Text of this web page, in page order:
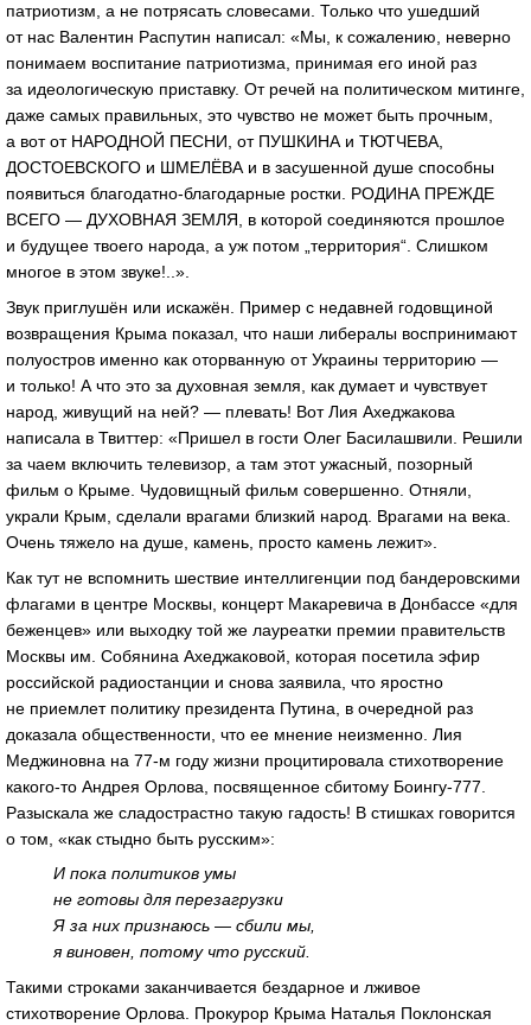
патриотизм, а не потрясать словесами. Только что ушедший
от нас Валентин Распутин написал: «Мы, к сожалению, неверно
понимаем воспитание патриотизма, принимая его иной раз
за идеологическую приставку. От речей на политическом митинге,
даже самых правильных, это чувство не может быть прочным,
а вот от НАРОДНОЙ ПЕСНИ, от ПУШКИНА и ТЮТЧЕВА,
ДОСТОЕВСКОГО и ШМЕЛЁВА и в засушенной душе способны
появиться благодатно-благодарные ростки. РОДИНА ПРЕЖДЕ
ВСЕГО — ДУХОВНАЯ ЗЕМЛЯ, в которой соединяются прошлое
и будущее твоего народа, а уж потом „территория“. Слишком
многое в этом звуке!..».
Звук приглушён или искажён. Пример с недавней годовщиной
возвращения Крыма показал, что наши либералы воспринимают
полуостров именно как оторванную от Украины территорию —
и только! А что это за духовная земля, как думает и чувствует
народ, живущий на ней? — плевать! Вот Лия Ахеджакова
написала в Твиттер: «Пришел в гости Олег Басилашвили. Решили
за чаем включить телевизор, а там этот ужасный, позорный
фильм о Крыме. Чудовищный фильм совершенно. Отняли,
украли Крым, сделали врагами близкий народ. Врагами на века.
Очень тяжело на душе, камень, просто камень лежит».
Как тут не вспомнить шествие интеллигенции под бандеровскими
флагами в центре Москвы, концерт Макаревича в Донбассе «для
беженцев» или выходку той же лауреатки премии правительств
Москвы им. Собянина Ахеджаковой, которая посетила эфир
российской радиостанции и снова заявила, что яростно
не приемлет политику президента Путина, в очередной раз
доказала общественности, что ее мнение неизменно. Лия
Меджиновна на 77-м году жизни процитировала стихотворение
какого-то Андрея Орлова, посвященное сбитому Боингу-777.
Разыскала же сладострастно такую гадость! В стишках говорится
о том, «как стыдно быть русским»:
И пока политиков умы
не готовы для перезагрузки
Я за них признаюсь — сбили мы,
я виновен, потому что русский.
Такими строками заканчивается бездарное и лживое
стихотворение Орлова. Прокурор Крыма Наталья Поклонская